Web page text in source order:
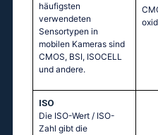
häufigsten
verwendeten
Sensortypen in
mobilen Kameras sind
CMOS, BSI, ISOCELL
und andere.
ISO
Die ISO-Wert / ISO-
Zahl gibt die